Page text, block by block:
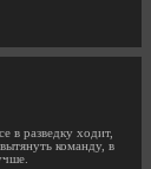
в разведку ходит,
команду, в